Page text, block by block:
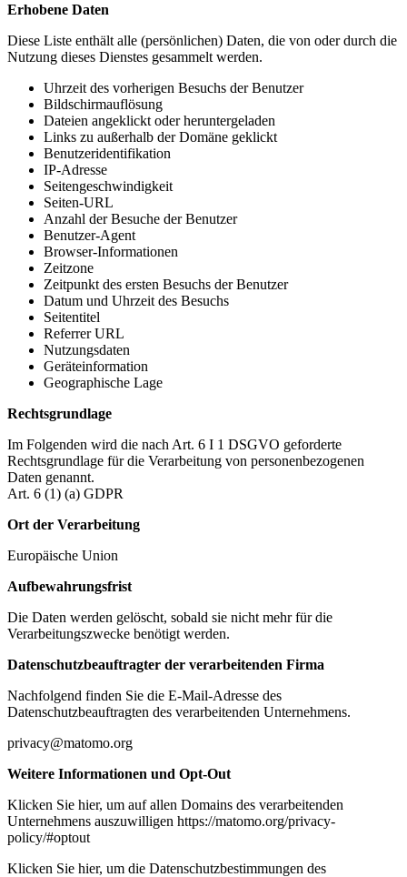
Erhobene Daten
Diese Liste enthält alle (persönlichen) Daten, die von oder durch die
Nutzung dieses Dienstes gesammelt werden.
Uhrzeit des vorherigen Besuchs der Benutzer
Bildschirmauflösung
Dateien angeklickt oder heruntergeladen
Links zu außerhalb der Domäne geklickt
Benutzeridentifikation
IP-Adresse
Seitengeschwindigkeit
Seiten-URL
Anzahl der Besuche der Benutzer
Benutzer-Agent
Browser-Informationen
Zeitzone
Zeitpunkt des ersten Besuchs der Benutzer
Datum und Uhrzeit des Besuchs
Seitentitel
Referrer URL
Nutzungsdaten
Geräteinformation
Geographische Lage
Rechtsgrundlage
Im Folgenden wird die nach Art. 6 I 1 DSGVO geforderte
Rechtsgrundlage für die Verarbeitung von personenbezogenen
Daten genannt.
Art. 6 (1) (a) GDPR
Ort der Verarbeitung
Europäische Union
Aufbewahrungsfrist
Die Daten werden gelöscht, sobald sie nicht mehr für die
Verarbeitungszwecke benötigt werden.
Datenschutzbeauftragter der verarbeitenden Firma
Nachfolgend finden Sie die E-Mail-Adresse des
Datenschutzbeauftragten des verarbeitenden Unternehmens.
privacy@matomo.org
Weitere Informationen und Opt-Out
Klicken Sie hier, um auf allen Domains des verarbeitenden
Unternehmens auszuwilligen https://matomo.org/privacy-
policy/#optout
Klicken Sie hier, um die Datenschutzbestimmungen des